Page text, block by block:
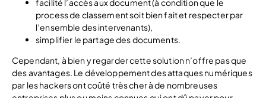
facilité l’accès aux document (à condition que le
process de classement soit bien fait et respecter par
l’ensemble des intervenants),
simplifier le partage des documents.
Cependant, à bien y regarder cette solution n’offre pas que
des avantages. Le développement des attaques numériques
par les hackers ont coûté très cher à de nombreuses